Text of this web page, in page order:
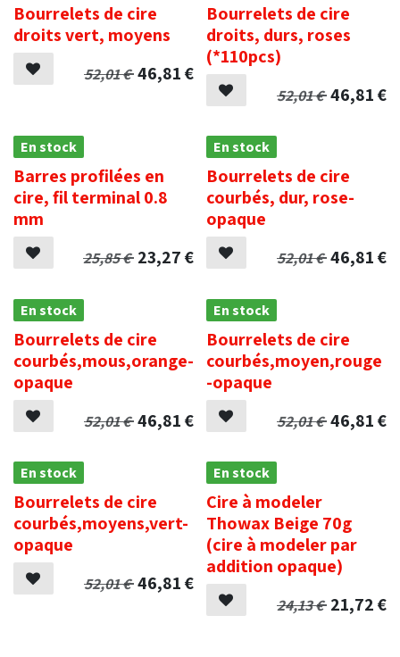
Bourrelets de cire
droits vert, moyens
52,01€ 46,81€
Bourrelets de cire
droits, durs, roses
(*110pcs)
52,01€ 46,81€
En stock
Barres profilées en
cire, fil terminal 0.8
mm
25,85€ 23,27€
En stock
Bourrelets de cire
courbés, dur, rose-
opaque
52,01€ 46,81€
En stock
Bourrelets de cire
courbés,mous,orange-
opaque
52,01€ 46,81€
En stock
Bourrelets de cire
courbés,moyen,rouge
-opaque
52,01€ 46,81€
En stock
Bourrelets de cire
courbés,moyens,vert-
opaque
52,01€ 46,81€
En stock
Cire à modeler
Thowax Beige 70g
(cire à modeler par
addition opaque)
24,13€ 21,72€